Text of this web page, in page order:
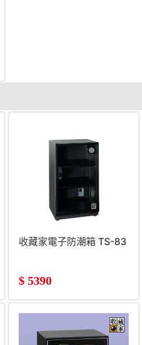
收藏家電子防潮箱 TS-83
$ 5390